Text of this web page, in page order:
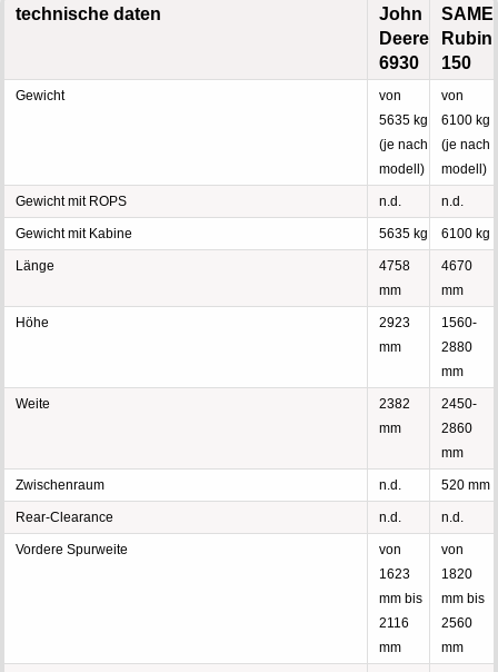
technische daten
John
Deere
6930
SAME
Rubin
150
Gewicht
von
5635 kg
(je nach
modell)
von
6100 kg
(je nach
modell)
Gewicht mit ROPS n.d. n.d.
Gewicht mit Kabine 5635 kg 6100 kg
Länge
4758
mm
4670
mm
Höhe
2923
mm
1560-
2880
mm
Weite
2382
mm
2450-
2860
mm
Zwischenraum n.d. 520 mm
Rear-Clearance n.d. n.d.
Vordere Spurweite
von
1623
mm bis
2116
mm
von
1820
mm bis
2560
mm